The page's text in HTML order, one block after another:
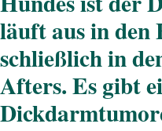
läuft aus in den
schließlich in
Afters. Es gibt